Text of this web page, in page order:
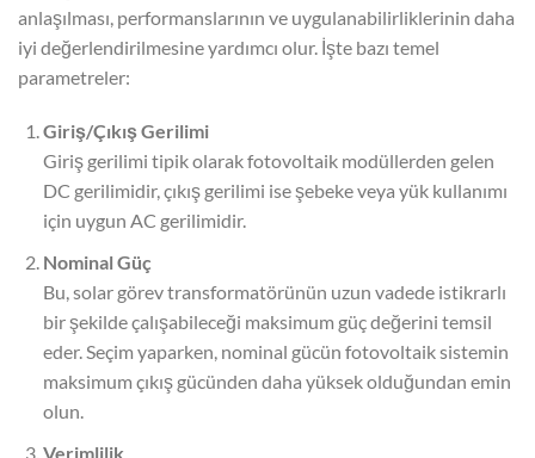
anlaşılması, performanslarının ve uygulanabilirliklerinin daha
iyi değerlendirilmesine yardımcı olur. İşte bazı temel
parametreler:
Giriş/Çıkış Gerilimi
Giriş gerilimi tipik olarak fotovoltaik modüllerden gelen
DC gerilimidir, çıkış gerilimi ise şebeke veya yük kullanımı
için uygun AC gerilimidir.
Nominal Güç
Bu, solar görev transformatörünün uzun vadede istikrarlı
bir şekilde çalışabileceği maksimum güç değerini temsil
eder. Seçim yaparken, nominal gücün fotovoltaik sistemin
maksimum çıkış gücünden daha yüksek olduğundan emin
olun.
Verimlilik